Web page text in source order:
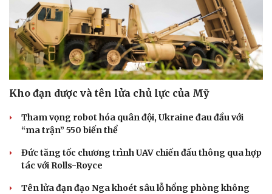
Kho đạn dược và tên lửa chủ lực của Mỹ
Tham vọng robot hóa quân đội, Ukraine đau đầu với
“ma trận” 550 biến thể
Đức tăng tốc chương trình UAV chiến đấu thông qua hợp
tác với Rolls-Royce
Tên lửa đạn đạo Nga khoét sâu lỗ hổng phòng không